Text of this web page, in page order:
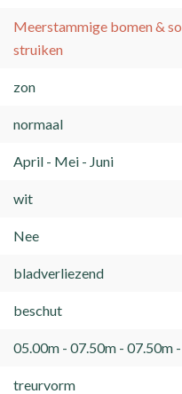
Meerstammige bomen &
struiken
zon
normaal
April Mei Juni
wit
Nee
bladverliezend
beschut
05.00m - 07.50m 07.50m
treurvorm